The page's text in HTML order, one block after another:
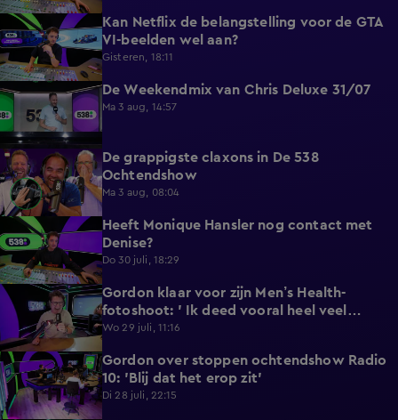
5:12
Kan Netflix de belangstelling voor de GTA
VI-beelden wel aan?
Gisteren, 18:11
24:39 De Weekendmix van Chris Deluxe 31/07
Ma 3 aug, 14:57
1:36
De grappigste claxons in De 538
Ochtendshow
Ma 3 aug, 08:04
5:35
Heeft Monique Hansler nog contact met
Denise?
Do 30 juli, 18:29
4:33
Gordon klaar voor zijn Men’s Health-
fotoshoot: ' Ik deed vooral heel veel
wandelen'.
Wo 29 juli, 11:16
4:28
Gordon over stoppen ochtendshow Radio
10: 'Blij dat het erop zit'
Di 28 juli, 22:15